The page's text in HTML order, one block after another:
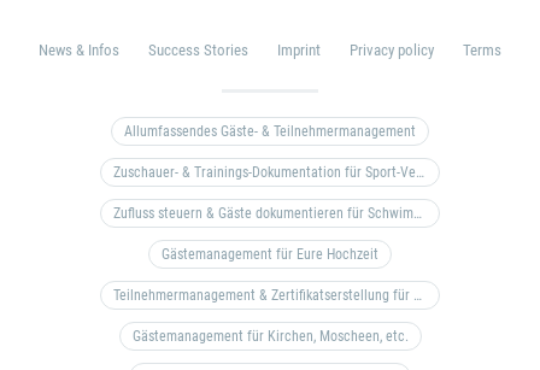
News & Infos Success Stories Imprint Privacy policy Terms
Allumfassendes Gäste- & Teilnehmermanagement
Zuschauer- & Trainings-Dokumentation für Sport-Vereine
Zufluss steuern & Gäste dokumentieren für Schwimm- & Freibäder
Gästemanagement für Eure Hochzeit
Teilnehmermanagement & Zertifikatserstellung für Bildungseinrichtungen, Coaches, etc.
Gästemanagement für Kirchen, Moscheen, etc.